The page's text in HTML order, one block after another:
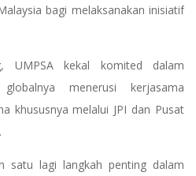
bagi melaksanakan inisiatif
UMPSA kekal komited dalam
menerusi kerjasama
khususnya melalui JPI dan Pusat
satu lagi langkah penting dalam